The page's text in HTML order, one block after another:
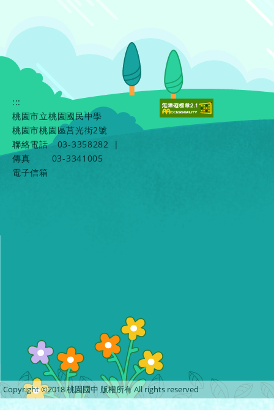
:::
桃園市立桃園國民中學
桃園市桃園區莒光街2號
聯絡電話
03-3358282
|
傳真
03-3341005
電子信箱
Copyright ©2018 桃園國中 版權所有 All rights reserved